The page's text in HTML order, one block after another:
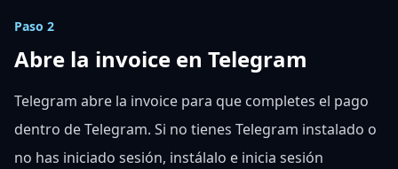
Paso 2
Abre la invoice en Telegram
Telegram abre la invoice para que completes el pago
dentro de Telegram. Si no tienes Telegram instalado o
no has iniciado sesión, instálalo e inicia sesión